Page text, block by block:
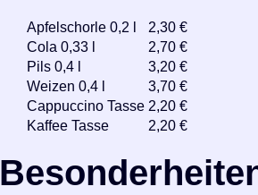
Apfelschorle 0,2 l
2,30 €
Cola 0,33 l
2,70 €
Pils 0,4 l
3,20 €
Weizen 0,4 l
3,70 €
Cappuccino Tasse 2,20 €
Kaffee Tasse
2,20 €